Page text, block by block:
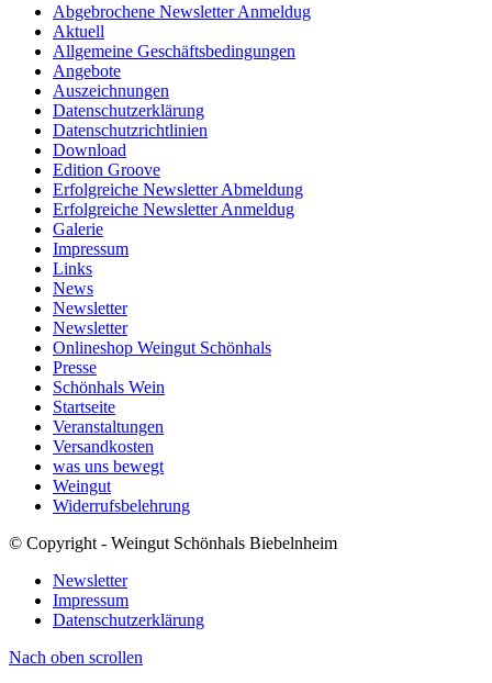
Abgebrochene Newsletter Anmeldug
Aktuell
Allgemeine Geschäftsbedingungen
Angebote
Auszeichnungen
Datenschutzerklärung
Datenschutzrichtlinien
Download
Edition Groove
Erfolgreiche Newsletter Abmeldung
Erfolgreiche Newsletter Anmeldug
Galerie
Impressum
Links
News
Newsletter
Newsletter
Onlineshop Weingut Schönhals
Presse
Schönhals Wein
Startseite
Veranstaltungen
Versandkosten
was uns bewegt
Weingut
Widerrufsbelehrung
© Copyright - Weingut Schönhals Biebelnheim
Newsletter
Impressum
Datenschutzerklärung
Nach oben scrollen